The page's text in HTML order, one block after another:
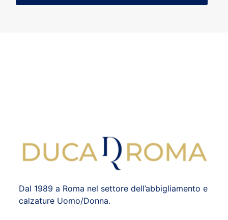
Dal 1989 a Roma nel settore dell’abbigliamento e
calzature Uomo/Donna.